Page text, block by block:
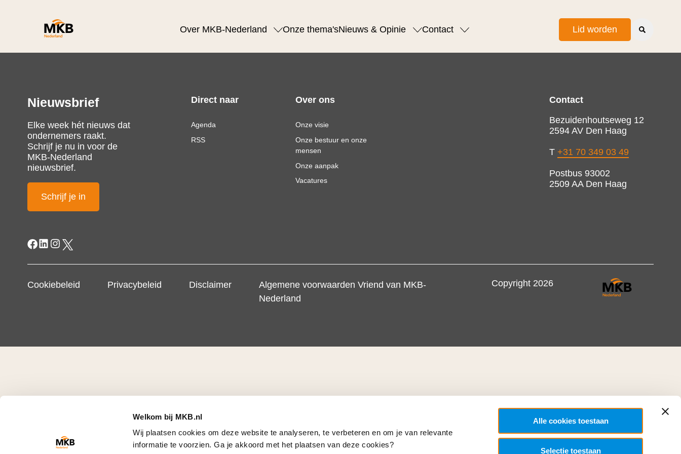
Welkom bij MKB.nl
Wij plaatsen cookies om deze website te analyseren, te verbeteren en om je van relevante
informatie te voorzien. Ga je akkoord met het plaatsen van deze cookies?
Alle cookies toestaan
Selectie toestaan
Over MKB-Nederland Onze thema'sNieuws & Opinie Contact Lid worden
Nieuwsbrief
Elke week hét nieuws dat
ondernemers raakt.
Schrijf je nu in voor de
MKB-Nederland
nieuwsbrief.
Schrijf je in
Direct naar
Agenda
RSS
Over ons
Onze visie
Onze bestuur en onze
mensen
Onze aanpak
Vacatures
Contact
Bezuidenhoutseweg 12
2594 AV Den Haag
T +31 70 349 03 49
Postbus 93002
2509 AA Den Haag
Cookiebeleid Privacybeleid Disclaimer
Algemene voorwaarden Vriend van MKB-
Nederland
Copyright 2026